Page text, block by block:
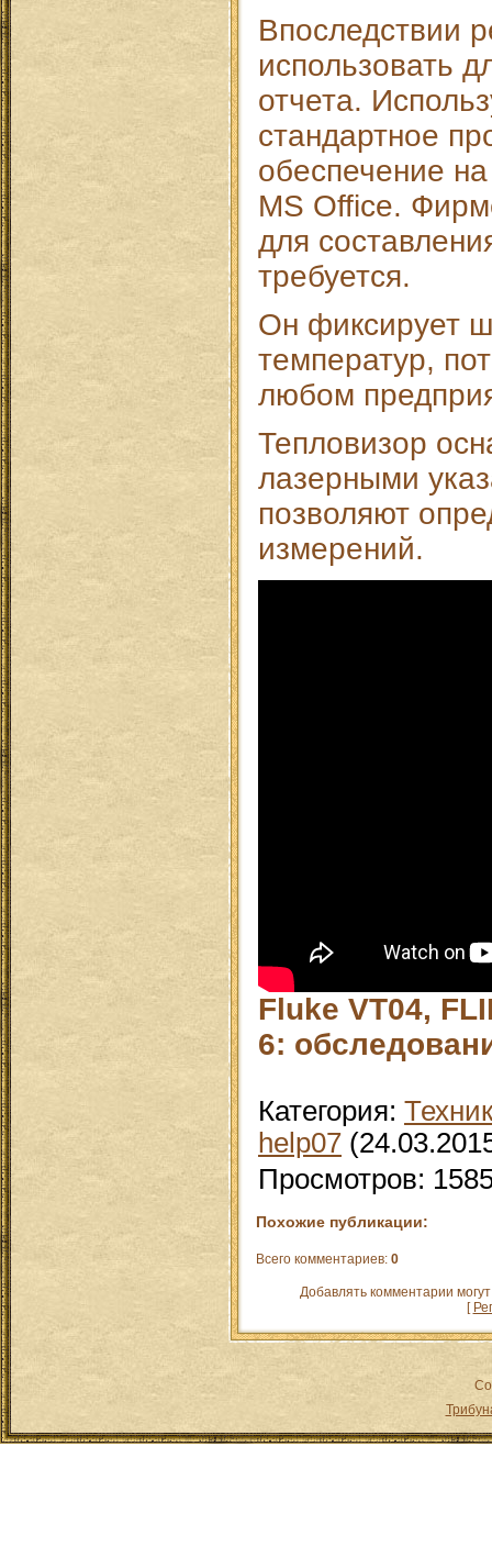
Впоследствии
использовать
отчета.
стандартное
обеспечение
MS Office.
для
требуется.
Он фиксирует
температур,
любом
Тепловизор
лазерными
позволяют
измерений.
Fluke VT04,
6:
Категория:
help07
Просмотров:
Похожие публикации:
Всего комментариев: 0
Добавлять комментарии
[